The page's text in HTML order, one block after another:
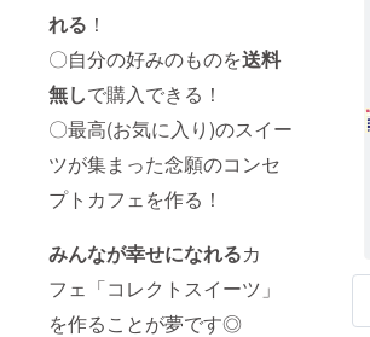
れる ！
〇自分の好みのものを送料
無しで購入できる！
〇最高(お気に入り)のスイー
ツが集まった念願のコンセ
プトカフェを作る！
みんなが幸せになれるカ
フェ「コレクトスイーツ」
を作ることが夢です◎